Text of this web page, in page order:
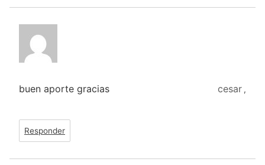
cesar ,
buen aporte gracias
Responder